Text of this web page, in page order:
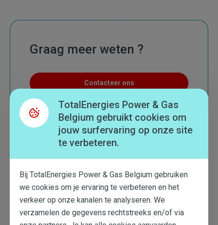
Graag meer weten ?
Contacteer ons
Wat te onthouden
Een online platform
Een totale controle over je verbruik
Het basisaanbod start vanaf € 59,5 per
jaar, maar kan worden gepersonaliseerd
TotalEnergies Power & Gas
Belgium gebruikt cookies om
jouw surfervaring op onze site
te verbeteren.
Bij TotalEnergies Power & Gas Belgium gebruiken
we cookies om je ervaring te verbeteren en het
verkeer op onze kanalen te analyseren. We
verzamelen de gegevens rechtstreeks en/of via